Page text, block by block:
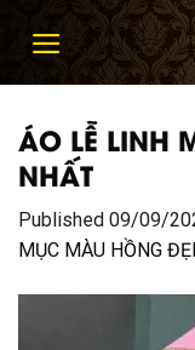
ÁO LỄ LINH
NHẤT
Published 09/09/
MỤC MÀU HỒNG